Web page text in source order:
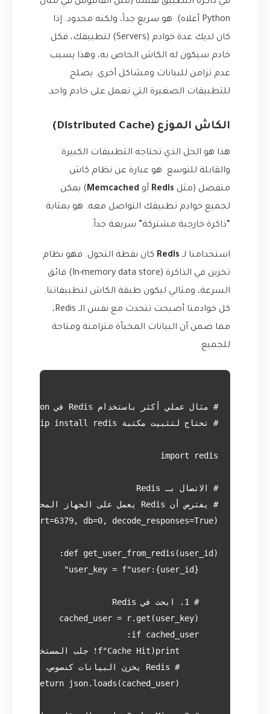
في ذاكرة التطبيق نفسه (مثل القاموس في مثال
Python أعلاه). هو سريع جداً، ولكنه محدود. إذا
كان لديك عدة خوادم (Servers) لتطبيقك، فكل
خادم سيكون له الكاش الخاص به، وهذا يسبب
عدم تزامن للبيانات ومشاكل أخرى. يصلح
للتطبيقات الصغيرة التي تعمل على خادم واحد.
الكاش الموزع (Distributed Cache)
هذا هو الحل الذي تحتاجه التطبيقات الكبيرة
والقابلة للتوسع. هو عبارة عن نظام كاش
منفصل (مثل Redis أو Memcached) يمكن
لجميع خوادم تطبيقك التواصل معه. هو بمثابة
“ذاكرة خارجية مشتركة” سريعة جداً.
استخدامنا لـ Redis كان نقطة التحول. فهو نظام
تخزين في الذاكرة (In-memory data store) فائق
السرعة، ومثالي ليكون طبقة الكاش لتطبيقاتنا.
كل خوادمنا أصبحت تتحدث مع نفس الـ Redis،
مما ضمن أن البيانات المخبأة متزامنة ومتاحة
للجميع.